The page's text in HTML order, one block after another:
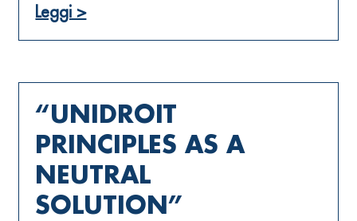
Leggi >
“UNIDROIT
PRINCIPLES AS A
NEUTRAL
SOLUTION”